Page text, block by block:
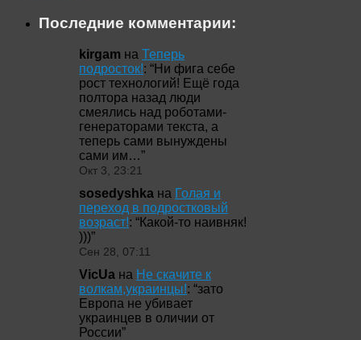
Последние комментарии:
kirgam на Теперь
подросток!: “Ни фига себе
рост технологий! Ещё года
полтора назад люди
смеялись над роботами-
генераторами текста, а
теперь сами вынуждены
сами им…”
Окт 3, 23:21
sosedyshka на Голая и
переход в подростковый
возраст!: “Какой-то наивняк!
)))”
Сен 28, 07:11
VicUa на Не скачите к
волкам,украинцы!: “зато
Европа не убивает
украинцев в оличии от
России”